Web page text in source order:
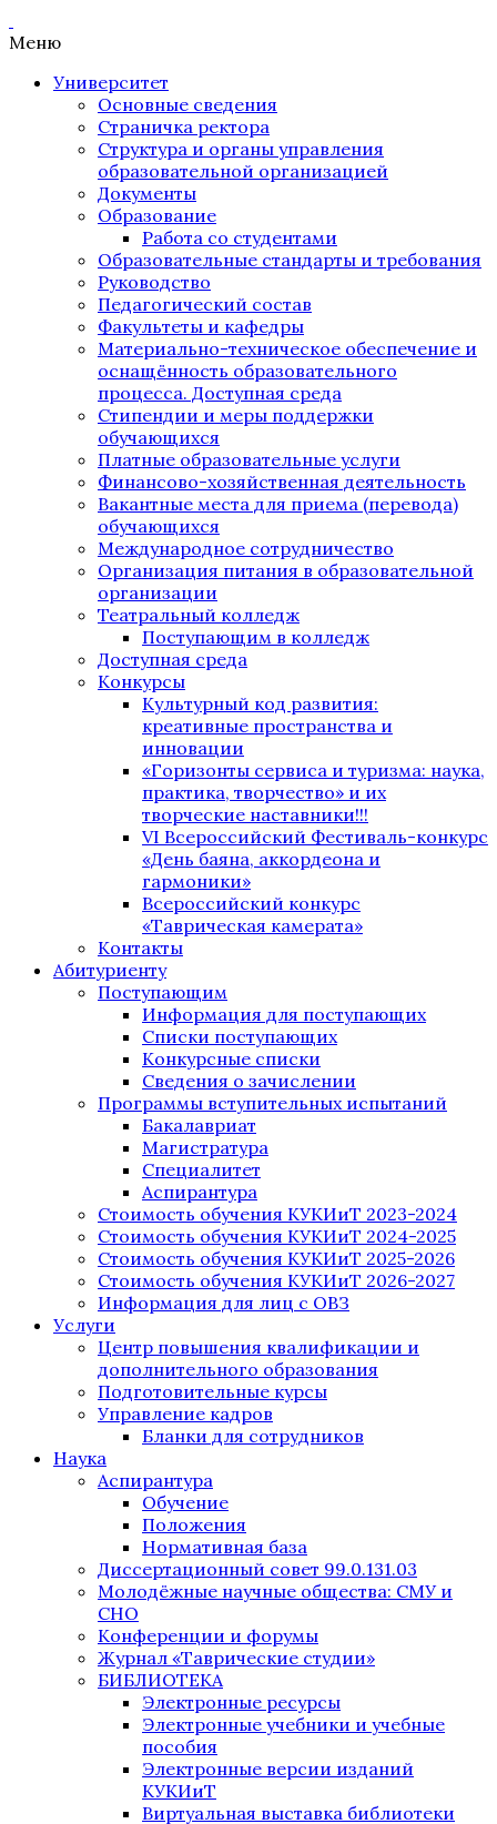
Меню
Университет
Основные сведения
Страничка ректора
Структура и органы управления
образовательной организацией
Документы
Образование
Работа со студентами
Образовательные стандарты и требования
Руководство
Педагогический состав
Факультеты и кафедры
Материально-техническое обеспечение и
оснащённость образовательного
процесса. Доступная среда
Стипендии и меры поддержки
обучающихся
Платные образовательные услуги
Финансово-хозяйственная деятельность
Вакантные места для приема (перевода)
обучающихся
Международное сотрудничество
Организация питания в образовательной
организации
Театральный колледж
Поступающим в колледж
Доступная среда
Конкурсы
Культурный код развития:
креативные пространства и
инновации
«Горизонты сервиса и туризма: наука,
практика, творчество» и их
творческие наставники!!!
VI Всероссийский Фестиваль-конкурс
«День баяна, аккордеона и
гармоники»
Всероссийский конкурс
«Таврическая камерата»
Контакты
Абитуриенту
Поступающим
Информация для поступающих
Списки поступающих
Конкурсные списки
Сведения о зачислении
Программы вступительных испытаний
Бакалавриат
Магистратура
Специалитет
Аспирантура
Стоимость обучения КУКИиТ 2023-2024
Стоимость обучения КУКИиТ 2024-2025
Стоимость обучения КУКИиТ 2025-2026
Стоимость обучения КУКИиТ 2026-2027
Информация для лиц с ОВЗ
Услуги
Центр повышения квалификации и
дополнительного образования
Подготовительные курсы
Управление кадров
Бланки для сотрудников
Наука
Аспирантура
Обучение
Положения
Нормативная база
Диссертационный совет 99.0.131.03
Молодёжные научные общества: СМУ и
СНО
Конференции и форумы
Журнал «Таврические студии»
БИБЛИОТЕКА
Электронные ресурсы
Электронные учебники и учебные
пособия
Электронные версии изданий
КУКИиТ
Виртуальная выставка библиотеки